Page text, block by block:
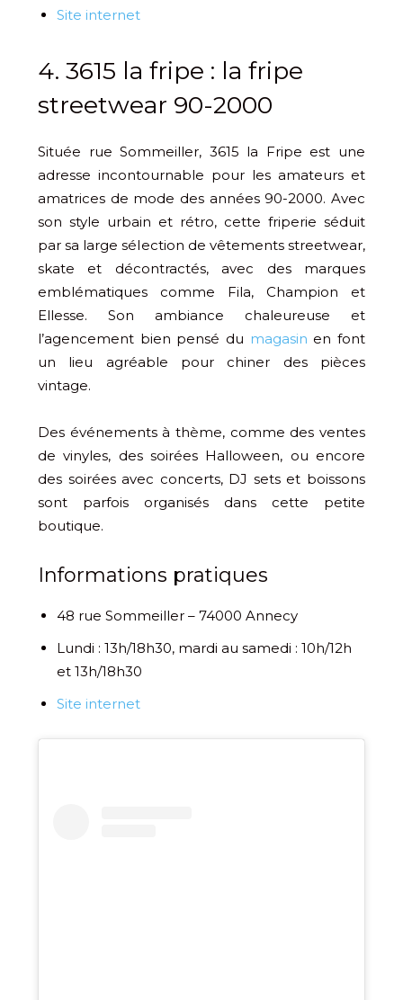
Site internet
4. 3615 la fripe : la fripe
streetwear 90-2000
Située rue Sommeiller, 3615 la Fripe est une
adresse incontournable pour les amateurs et
amatrices de mode des années 90-2000. Avec
son style urbain et rétro, cette friperie séduit
par sa large sélection de vêtements streetwear,
skate et décontractés, avec des marques
emblématiques comme Fila, Champion et
Ellesse. Son ambiance chaleureuse et
l’agencement bien pensé du magasin en font
un lieu agréable pour chiner des pièces
vintage.
Des événements à thème, comme des ventes
de vinyles, des soirées Halloween, ou encore
des soirées avec concerts, DJ sets et boissons
sont parfois organisés dans cette petite
boutique.
Informations pratiques
48 rue Sommeiller – 74000 Annecy
Lundi : 13h/18h30, mardi au samedi : 10h/12h
et 13h/18h30
Site internet